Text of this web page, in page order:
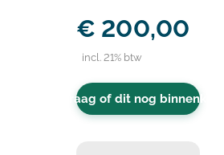
€ 200,00
incl. 21% btw
Vraag of dit nog binnenkomt